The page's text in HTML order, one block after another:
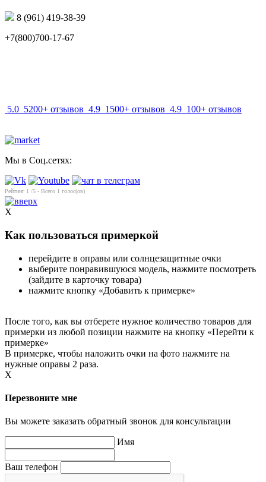
8 (961) 419-38-39
+7(800)700-17-67
5.0 5200+ отзывов 4.9 1500+ отзывов 4.9 100+ отзывов
Мы в Соц.сетях:
Рейтинг 1 /5 - Всего 1 голос(ов)
X
Как пользоваться примеркой
перейдите в оправы или солнцезащитные очки
выберите понравившуюся модель, нажмите посмотреть
(зайдите в карточку товара)
нажмите кнопку «Добавить к примерке»
После того, как вы отберете нужное количество товаров для
примерки из любой позиции нажмите на кнопку «Перейти к
примерке»
В примерке, чтобы наложить очки на фото нажмите на
нужные оправы 2 раза.
X
Перезвоните мне
Вы можете заказать обратный звонок для консультации
Имя
Ваш телефон